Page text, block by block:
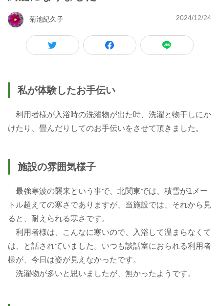
菊池紀久子 2024/12/24
私が体験したお手伝い
利用者様が入浴時の洗濯物が出た時、洗濯と物干しにか
けたり、畳んだりしてのお手伝いをさせて頂きました。
施設の雰囲気様子
最強寒波の襲来という事で、北関東では、積雪が1メー
トル超えての寒さでありますが、当施設では、それから見
ると、耐えられる寒さです。
利用者様は、こんなに寒いので、入浴して温まらなくて
は、と話されていました。いつも談話室におられる利用者
様が、今日は姿が見えなかったです。
洗濯物が多いと思いましたが、無かったようです。